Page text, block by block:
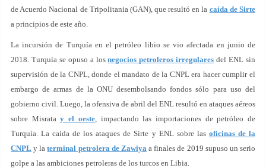
de Acuerdo Nacional de Tripolitania (GAN), que resultó en la caída de Sirte
a principios de este año.
La incursión de Turquía en el petróleo libio se vio afectada en junio de
2018. Turquía se opuso a losnegocios petroleros irregulares del ENL sin
supervisión de la CNPL, donde el mandato de la CNPL era hacer cumplir el
embargo de armas de la ONU desembolsando fondos sólo para uso del
gobierno civil. Luego, la ofensiva de abril del ENL resultó en ataques aéreos
sobre Misratay el oeste, impactando las importaciones de petróleo de
Turquía. La caída de los ataques de Sirte y ENL sobre las oficinas de la
CNPL y laterminal petrolera de Zawiyaa finales de 2019 supuso un serio
golpe a las ambiciones petroleras de los turcos en Libia.